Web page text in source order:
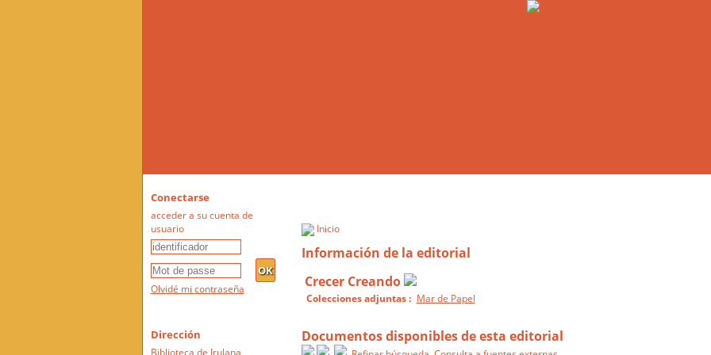
Inicio
Información de la editorial
Crecer Creando
Colecciones adjuntas : Mar de Papel
Documentos disponibles de esta editorial
Conectarse
acceder a su cuenta de
usuario
Olvidé mi contraseña
Dirección
Biblioteca de Irulana